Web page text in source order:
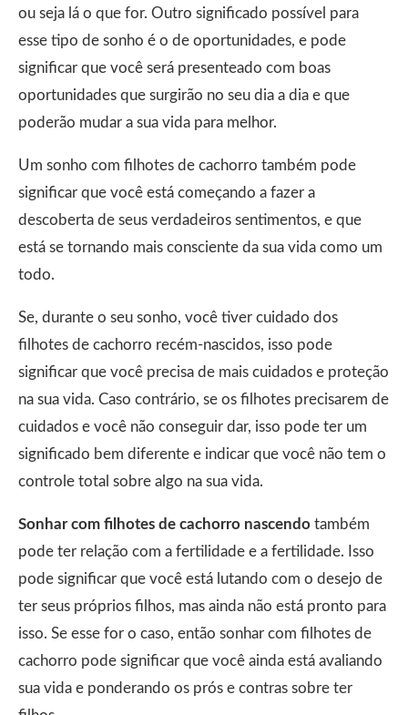
ou seja lá o que for. Outro significado possível para
esse tipo de sonho é o de oportunidades, e pode
significar que você será presenteado com boas
oportunidades que surgirão no seu dia a dia e que
poderão mudar a sua vida para melhor.
Um sonho com filhotes de cachorro também pode
significar que você está começando a fazer a
descoberta de seus verdadeiros sentimentos, e que
está se tornando mais consciente da sua vida como um
todo.
Se, durante o seu sonho, você tiver cuidado dos
filhotes de cachorro recém-nascidos, isso pode
significar que você precisa de mais cuidados e proteção
na sua vida. Caso contrário, se os filhotes precisarem de
cuidados e você não conseguir dar, isso pode ter um
significado bem diferente e indicar que você não tem o
controle total sobre algo na sua vida.
Sonhar com filhotes de cachorro nascendo também
pode ter relação com a fertilidade e a fertilidade. Isso
pode significar que você está lutando com o desejo de
ter seus próprios filhos, mas ainda não está pronto para
isso. Se esse for o caso, então sonhar com filhotes de
cachorro pode significar que você ainda está avaliando
sua vida e ponderando os prós e contras sobre ter